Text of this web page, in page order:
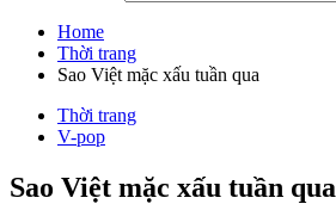
Home
Thời trang
Sao Việt mặc xấu tuần qua
Thời trang
V-pop
Sao Việt mặc xấu tuần qua